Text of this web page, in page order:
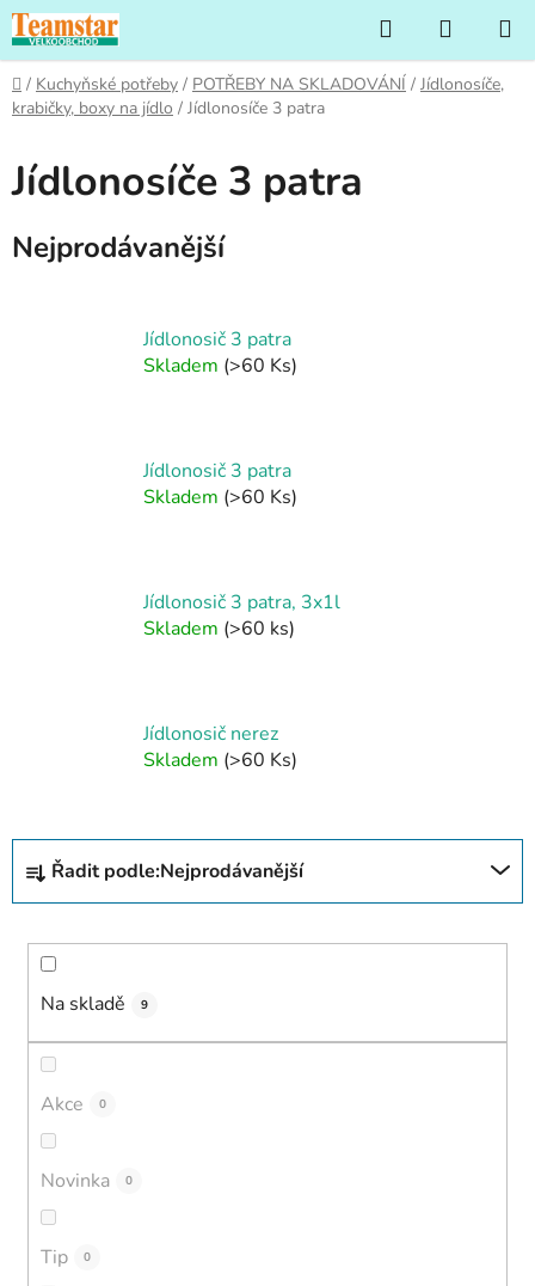
Přejít
na
obsah
Hledat
KOŠÍK
Domů
/ Kuchyňské potřeby / POTŘEBY NA SKLADOVÁNÍ / Jídlonosíče,
krabičky, boxy na jídlo / Jídlonosíče 3 patra
Jídlonosíče 3 patra
Nejprodávanější
Jídlonosič 3 patra
Skladem (>60 Ks)
Jídlonosič 3 patra
Skladem (>60 Ks)
Jídlonosič 3 patra, 3x1l
Skladem (>60 ks)
Jídlonosič nerez
Skladem (>60 Ks)
Ř
z
Řadit podle:Nejprodávanější
Na skladě 9
Akce 0
Novinka 0
Tip 0